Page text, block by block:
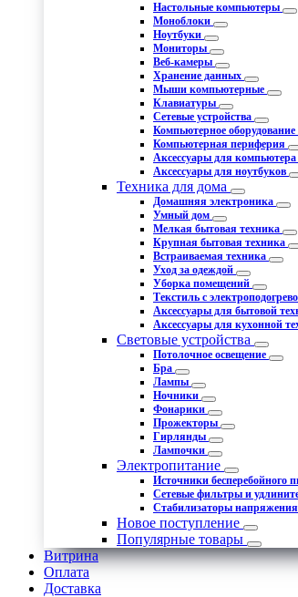
Настольные компьютеры
Моноблоки
Ноутбуки
Мониторы
Веб-камеры
Хранение данных
Мыши компьютерные
Клавиатуры
Сетевые устройства
Компьютерное оборудование
Компьютерная периферия
Аксессуары для компьютера
Аксессуары для ноутбуков
Техника для дома
Домашняя электроника
Умный дом
Мелкая бытовая техника
Крупная бытовая техника
Встраиваемая техника
Уход за одеждой
Уборка помещений
Текстиль с
Аксессуары для бытовой
Аксессуары для кухонной
Световые устройства
Потолочное освещение
Бра
Лампы
Ночники
Фонарики
Прожекторы
Гирлянды
Лампочки
Электропитание
Источники бесперебойного
Сетевые фильтры и
Стабилизаторы напряжения
Новое поступление
Популярные товары
Витрина
Оплата
Доставка